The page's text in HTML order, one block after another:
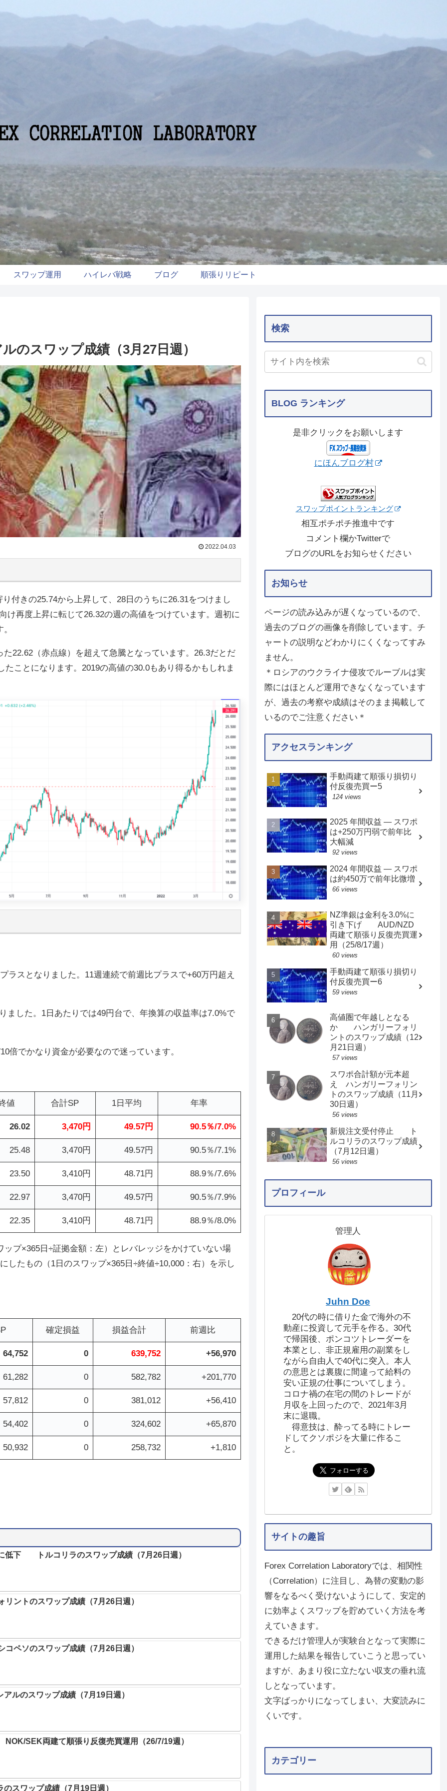
スワップ運用 ハイレバ戦略 ブログ 順張りリピート
スワップ成績（3月27日週）
2022.04.03
り付きの25.74から上昇して、28日のうちに26.31をつけまし
け再度上昇に転じて26.32の週の高値をつけています。週初に
22.62（赤点線）を超えて急騰となっています。26.3だとだ
ことになります。2019の高値の30.0もあり得るかもしれま
ラスとなりました。11週連続で前週比プラスで+60万円超え
ました。1日あたりでは49円台で、年換算の収益率は7.0%で
倍でかなり資金が必要なので迷っています。
値 合計SP 1日平均 年率
26.02 3,470円 49.57円 90.5％/7.0%
25.48 3,470円 49.57円 90.5％/7.1%
23.50 3,410円 48.71円 88.9％/7.6%
22.97 3,470円 49.57円 90.5％/7.9%
22.35 3,410円 48.71円 88.9％/8.0%
プ×365日÷証拠金額：左）とレバレッジをかけていない場
したもの（1日のスワップ×365日÷終値÷10,000：右）を示し
確定損益 損益合計 前週比
64,752 0 639,752 +56,970
61,282 0 582,782 +201,770
57,812 0 381,012 +56,410
54,402 0 324,602 +65,870
50,932 0 258,732 +1,810
低下 トルコリラのスワップ成績（7月26日週）
ントのスワップ成績（7月26日週）
ペソのスワップ成績（7月26日週）
のスワップ成績（7月19日週）
SEK両建て順張り反復売買運用（26/7/19週）
ワップ成績（7月19日週）
検索
BLOG ランキング
是非クリックをお願いします
にほんブログ村
スワップポイントランキング
相互ポチポチ推進中です
コメント欄かTwitterで
ブログのURLをお知らせください
お知らせ
ページの読み込みが遅くなっているので、
過去のブログの画像を削除しています。チ
ャートの説明などわかりにくくなってすみ
ません。
＊ロシアのウクライナ侵攻でルーブルは実
際にはほとんど運用できなくなっています
が、過去の考察や成績はそのまま掲載して
いるのでご注意ください＊
アクセスランキング
手動両建て順張り損切り
付反復売買ー5
124 views
2025 年間収益 — スワポ
は+250万円弱で前年比
大幅減
92 views
2024 年間収益 — スワポ
は約450万で前年比微増
66 views
NZ準銀は金利を3.0%に
引き下げ AUD/NZD
両建て順張り反復売買運
用（25/8/17週）
60 views
手動両建て順張り損切り
付反復売買ー6
59 views
高値圏で年越しとなる
か ハンガリーフォリ
ントのスワップ成績（12
月21日週）
57 views
スワポ合計額が元本超
え ハンガリーフォリン
トのスワップ成績（11月
30日週）
56 views
新規注文受付停止 ト
ルコリラのスワップ成績
（7月12日週）
56 views
プロフィール
管理人
Juhn Doe
20代の時に借りた金で海外の不
動産に投資して元手を作る。30代
で帰国後、ポンコツトレーダーを
本業とし、非正規雇用の副業をし
ながら自由人で40代に突入。本人
の意思とは裏腹に間違って給料の
安い正規の仕事についてしまう。
コロナ禍の在宅の間のトレードが
月収を上回ったので、2021年3月
末に退職。
得意技は、酔ってる時にトレー
ドしてクソポジを大量に作るこ
と。
サイトの趣旨
Forex Correlation Laboratoryでは、相関性
（Correlation）に注目し、為替の変動の影
響をなるべく受けないようにして、安定的
に効率よくスワップを貯めていく方法を考
えていきます。
できるだけ管理人が実験台となって実際に
運用した結果を報告していこうと思ってい
ますが、あまり役に立たない収支の垂れ流
しとなっています。
文字ばっかりになってしまい、大変読みに
くいです。
カテゴリー